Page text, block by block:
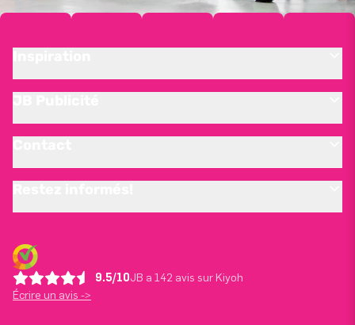
9.5/10JB a 142 avis sur Kiyoh
Écrire un avis ->